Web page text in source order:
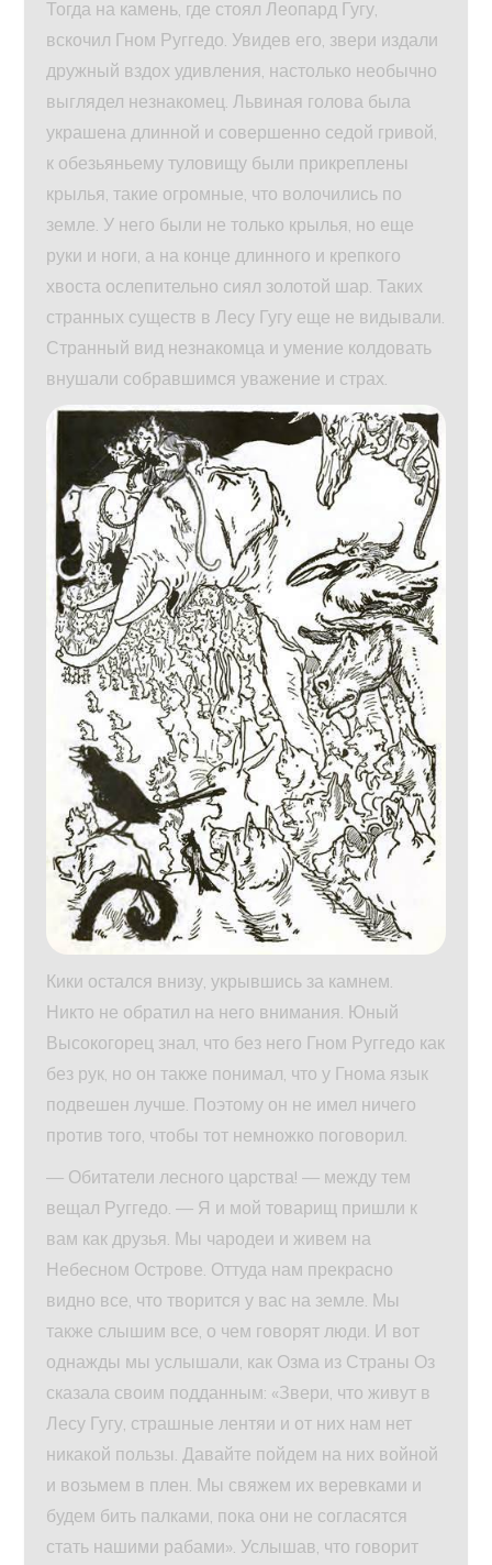
Тогда на камень, где стоял Леопард Гугу,
вскочил Гном Руггедо. Увидев его, звери издали
дружный вздох удивления, настолько необычно
выглядел незнакомец. Львиная голова была
украшена длинной и совершенно седой гривой,
к обезьяньему туловищу были прикреплены
крылья, такие огромные, что волочились по
земле. У него были не только крылья, но еще
руки и ноги, а на конце длинного и крепкого
хвоста ослепительно сиял золотой шар. Таких
странных существ в Лесу Гугу еще не видывали.
Странный вид незнакомца и умение колдовать
внушали собравшимся уважение и страх.
Кики остался внизу, укрывшись за камнем.
Никто не обратил на него внимания. Юный
Высокогорец знал, что без него Гном Руггедо как
без рук, но он также понимал, что у Гнома язык
подвешен лучше. Поэтому он не имел ничего
против того, чтобы тот немножко поговорил.
— Обитатели лесного царства! — между тем
вещал Руггедо. — Я и мой товарищ пришли к
вам как друзья. Мы чародеи и живем на
Небесном Острове. Оттуда нам прекрасно
видно все, что творится у вас на земле. Мы
также слышим все, о чем говорят люди. И вот
однажды мы услышали, как Озма из Страны Оз
сказала своим подданным: «Звери, что живут в
Лесу Гугу, страшные лентяи и от них нам нет
никакой пользы. Давайте пойдем на них войной
и возьмем в плен. Мы свяжем их веревками и
будем бить палками, пока они не согласятся
стать нашими рабами». Услышав, что говорит